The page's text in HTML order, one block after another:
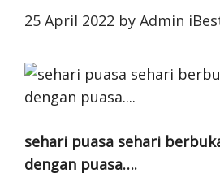
25 April 2022 by Admin
sehari puasa sehari
dengan puasa….